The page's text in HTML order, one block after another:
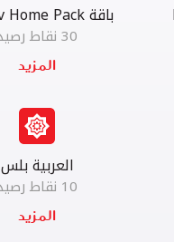
باقة OSNtv Home Pack
30 نقاط رصيد
العربية بلس
10 نقاط رصيد